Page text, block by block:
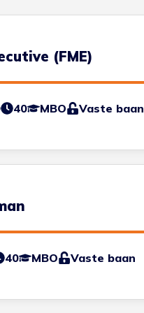
(FME)
40 MBO Vaste baan
40 MBO Vaste baan